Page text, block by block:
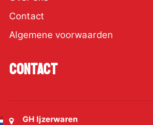
Contact
Algemene voorwaarden
Contact
GH Ijzerwaren